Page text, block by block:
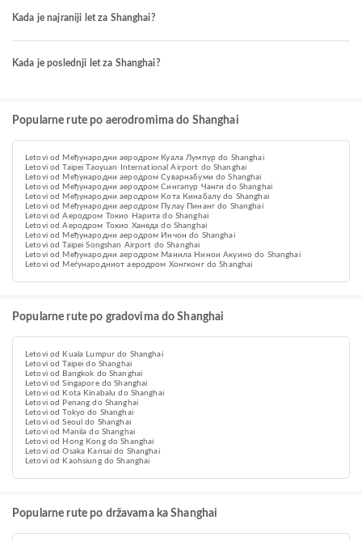
Kada je najraniji let za Shanghai?
Kada je poslednji let za Shanghai?
Popularne rute po aerodromima do Shanghai
Letovi od Међународни аеродром Куала Лумпур do Shanghai
Letovi od Taipei Taoyuan International Airport do Shanghai
Letovi od Међународни аеродром Суварнабуми do Shanghai
Letovi od Међународни аеродром Сингапур Чанги do Shanghai
Letovi od Међународни аеродром Кота Кинабалу do Shanghai
Letovi od Међународни аеродром Пулау Пинанг do Shanghai
Letovi od Аеродром Токио Нарита do Shanghai
Letovi od Аеродром Токио Ханеда do Shanghai
Letovi od Међународни аеродром Инчон do Shanghai
Letovi od Taipei Songshan Airport do Shanghai
Letovi od Међународни аеродром Манила Нинои Акуино do Shanghai
Letovi od Меѓународниот аеродром Хонгконг do Shanghai
Popularne rute po gradovima do Shanghai
Letovi od Kuala Lumpur do Shanghai
Letovi od Taipei do Shanghai
Letovi od Bangkok do Shanghai
Letovi od Singapore do Shanghai
Letovi od Kota Kinabalu do Shanghai
Letovi od Penang do Shanghai
Letovi od Tokyo do Shanghai
Letovi od Seoul do Shanghai
Letovi od Manila do Shanghai
Letovi od Hong Kong do Shanghai
Letovi od Osaka Kansai do Shanghai
Letovi od Kaohsiung do Shanghai
Popularne rute po državama ka Shanghai